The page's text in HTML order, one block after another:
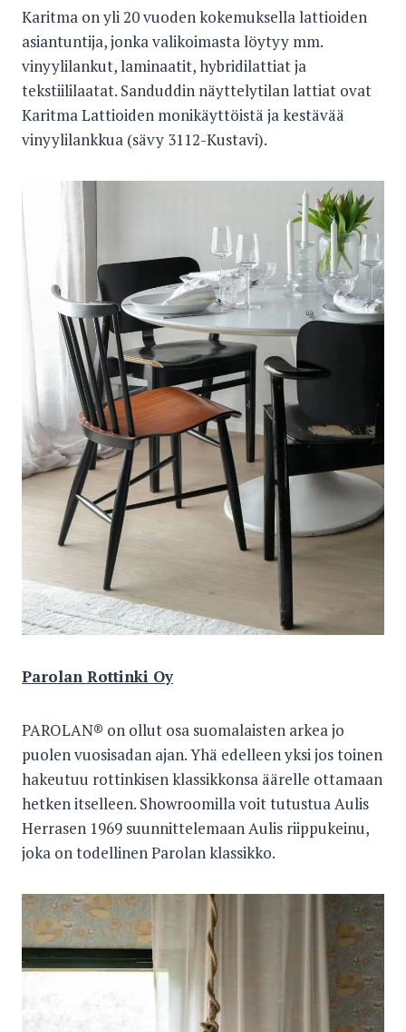
Karitma on yli 20 vuoden kokemuksella lattioiden
asiantuntija, jonka valikoimasta löytyy mm.
vinyylilankut, laminaatit, hybridilattiat ja
tekstiililaatat. Sanduddin näyttelytilan lattiat ovat
Karitma Lattioiden monikäyttöistä ja kestävää
vinyylilankkua (sävy 3112-Kustavi).
Parolan Rottinki Oy
PAROLAN® on ollut osa suomalaisten arkea jo
puolen vuosisadan ajan. Yhä edelleen yksi jos toinen
hakeutuu rottinkisen klassikkonsa äärelle ottamaan
hetken itselleen. Showroomilla voit tutustua Aulis
Herrasen 1969 suunnittelemaan Aulis riippukeinu,
joka on todellinen Parolan klassikko.